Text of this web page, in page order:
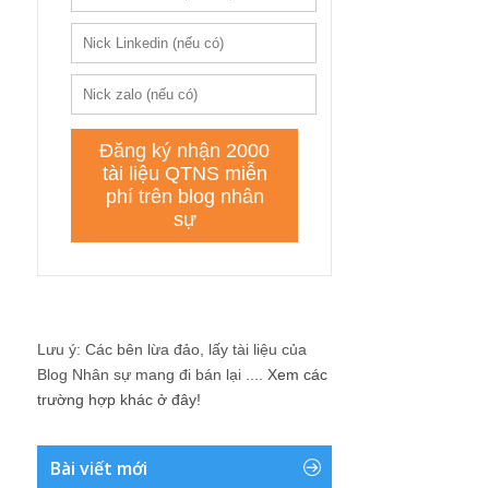
Lưu ý: Các bên lừa đảo, lấy tài liệu của
Blog Nhân sự mang đi bán lại .... Xem các
trường hợp khác ở đây!
Bài viết mới